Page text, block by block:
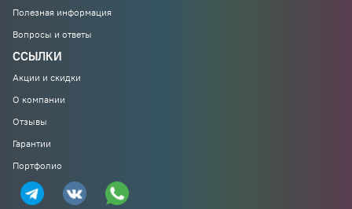
Полезная информация
Вопросы и ответы
ССЫЛКИ
Акции и скидки
О компании
Отзывы
Гарантии
Портфолио